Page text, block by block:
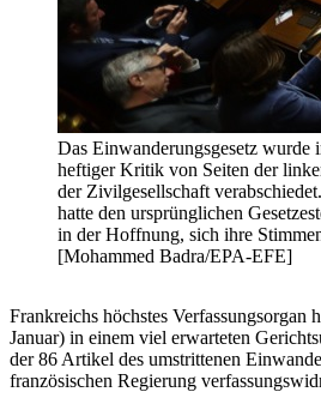
Das Einwanderungsgesetz wurde
heftiger Kritik von Seiten der
der Zivilgesellschaft
hatte den ursprünglichen
in der Hoffnung, sich ihre
[Mohammed Badra/EPA-EFE]
Frankreichs höchstes Verfassungsorgan
Januar) in einem viel erwarteten
der 86 Artikel des umstrittenen
französischen Regierung